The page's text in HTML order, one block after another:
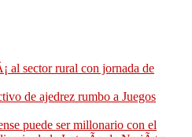
al sector rural con jornada de
de ajedrez rumbo a Juegos
puede ser millonario con el